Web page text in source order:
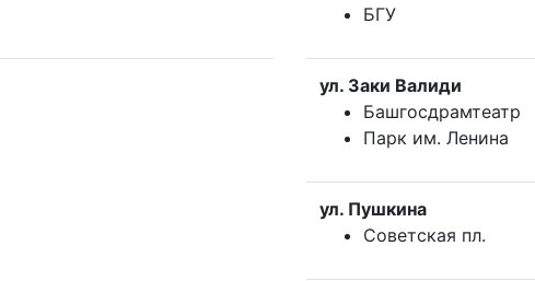
БГУ
ул. Заки Валиди
Башгосдрамтеатр
Парк им. Ленина
ул. Пушкина
Советская пл.